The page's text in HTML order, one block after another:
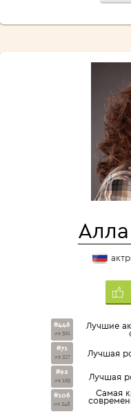
#446
из 591
Лучшие
#71
из 217 Лучшая
#92
из 165 Лучшая
#106
из 248
Cамая